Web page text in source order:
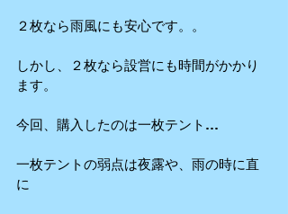
２枚なら雨風にも安心です。。
しかし、２枚なら設営にも時間がかかり
ます。
今回、購入したのは一枚テント…
一枚テントの弱点は夜露や、雨の時に直
に